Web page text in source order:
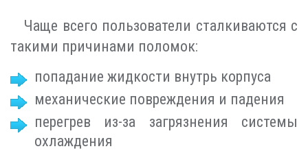
Чаще всего пользователи сталкиваются с
такими причинами поломок:
попадание жидкости внутрь корпуса
механические повреждения и падения
перегрев из-за загрязнения системы
охлаждения